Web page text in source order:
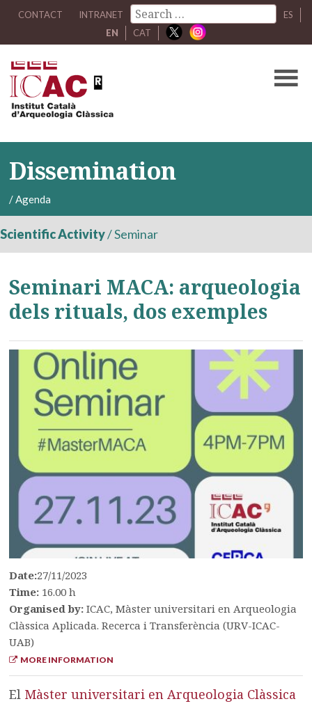
CONTACT INTRANET
ES
EN
CAT
Dissemination
/Agenda
Scientific Activity/Seminar
Seminari MACA: arqueologia
dels rituals, dos exemples
Date:27/11/2023
Time: 16.00 h
Organised by:ICAC, Màster universitari en Arqueologia
Clàssica Aplicada. Recerca i Transferència (URV-ICAC-
UAB)
MORE INFORMATION
El Màster universitari en Arqueologia Clàssica